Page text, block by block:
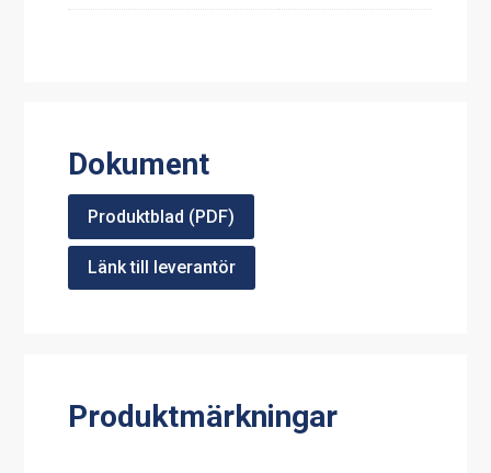
Dokument
Produktblad (PDF)
Länk till leverantör
Produktmärkningar